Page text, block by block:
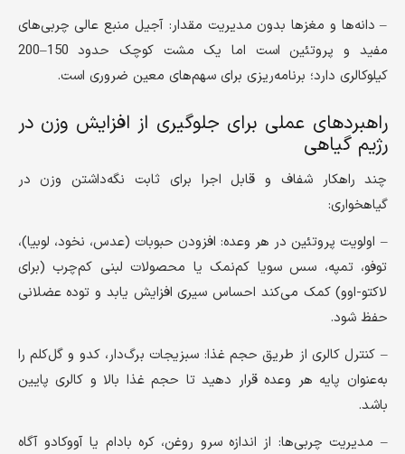
– دانه‌ها و مغزها بدون مدیریت مقدار: آجیل منبع عالی چربی‌های
مفید و پروتئین است اما یک مشت کوچک حدود 150–200
کیلوکالری دارد؛ برنامه‌ریزی برای سهم‌های معین ضروری است.
راهبردهای عملی برای جلوگیری از افزایش وزن در
رژیم گیاهی
چند راهکار شفاف و قابل اجرا برای ثابت نگه‌داشتن وزن در
گیاهخواری:
– اولویت پروتئین در هر وعده: افزودن حبوبات (عدس، نخود، لوبیا)،
توفو، تمپه، سس سویا کم‌نمک یا محصولات لبنی کم‌چرب (برای
لاکتو-اوو) کمک می‌کند احساس سیری افزایش یابد و توده عضلانی
حفظ شود.
– کنترل کالری از طریق حجم غذا: سبزیجات برگ‌دار، کدو و گل‌کلم را
به‌عنوان پایه هر وعده قرار دهید تا حجم غذا بالا و کالری پایین
باشد.
– مدیریت چربی‌ها: از اندازه سرو روغن، کره بادام یا آووکادو آگاه